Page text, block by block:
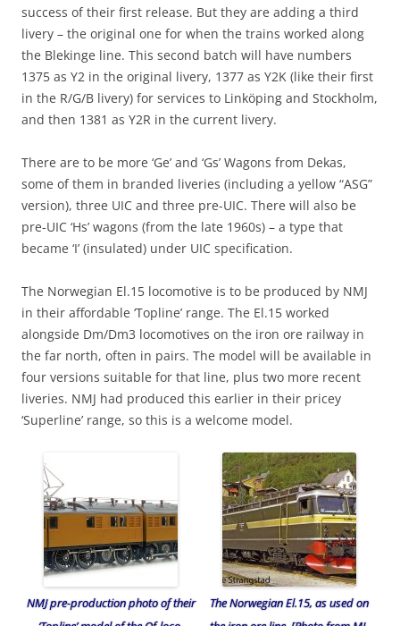
success of their first release. But they are adding a third
livery – the original one for when the trains worked along
the Blekinge line. This second batch will have numbers
1375 as Y2 in the original livery, 1377 as Y2K (like their first
in the R/G/B livery) for services to Linköping and Stockholm,
and then 1381 as Y2R in the current livery.
There are to be more ‘Ge’ and ‘Gs’ Wagons from Dekas,
some of them in branded liveries (including a yellow “ASG”
version), three UIC and three pre-UIC. There will also be
pre-UIC ‘Hs’ wagons (from the late 1960s) – a type that
became ‘I’ (insulated) under UIC specification.
The Norwegian El.15 locomotive is to be produced by NMJ
in their affordable ‘Topline’ range. The El.15 worked
alongside Dm/Dm3 locomotives on the iron ore railway in
the far north, often in pairs. The model will be available in
four versions suitable for that line, plus two more recent
liveries. NMJ had produced this earlier in their pricey
‘Superline’ range, so this is a welcome model.
NMJ pre-production photo of their
The Norwegian El.15, as used on